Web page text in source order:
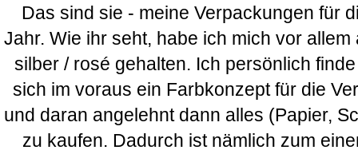
Das sind sie - meine Verpackungen für
Jahr. Wie ihr seht, habe ich mich vor
silber / rosé gehalten. Ich persönlich
sich im voraus ein Farbkonzept für die
und daran angelehnt dann alles (Papier,
zu kaufen. Dadurch ist nämlich zum